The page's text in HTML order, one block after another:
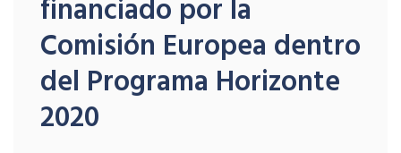
Comisión Europea dentro
del Programa Horizonte
2020